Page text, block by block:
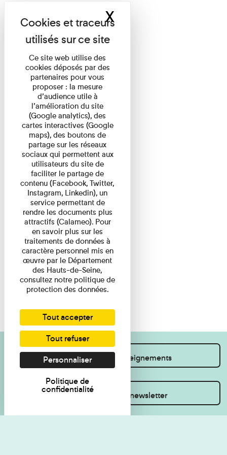
Je souhaite des renseignements
Inscrivez-vous à la newsletter
Ce site web utilise des
cookies déposés par des
partenaires pour vous
proposer : la mesure
d’audience utile à
l’amélioration du site
(Google analytics), des
cartes interactives (Google
maps), des boutons de
partage sur les réseaux
sociaux qui permettent aux
utilisateurs du site de
faciliter le partage de
contenu (Facebook, Twitter,
Instagram, Linkedin), un
service permettant de
rendre les documents plus
attractifs (Calameo). Pour
en savoir plus sur les
traitements de données à
caractère personnel mis en
œuvre par le Département
des Hauts-de-Seine,
consultez notre politique de
protection des données.
Tout accepter
Tout refuser
Personnaliser
Politique de
confidentialité
XMasquer le